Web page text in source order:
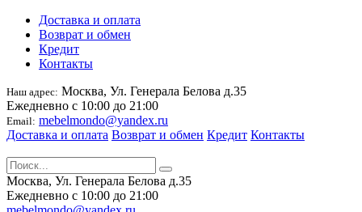
Доставка и оплата
Возврат и обмен
Кредит
Контакты
Наш адрес: Москва, Ул. Генерала Белова д.35
Ежедневно с 10:00 до 21:00
Email: mebelmondo@yandex.ru
Доставка и оплата Возврат и обмен Кредит Контакты
Москва, Ул. Генерала Белова д.35
Ежедневно с 10:00 до 21:00